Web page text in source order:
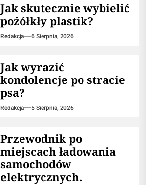
Jak skutecznie wybielić
pożółkły plastik?
Redakcja 6 Sierpnia, 2026
Jak wyrazić
kondolencje po stracie
psa?
Redakcja 5 Sierpnia, 2026
Przewodnik po
miejscach ładowania
samochodów
elektrycznych.